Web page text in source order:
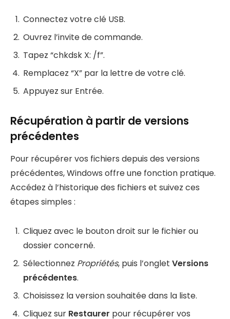
Connectez votre clé USB.
Ouvrez l’invite de commande.
Tapez “chkdsk X: /f”.
Remplacez “X” par la lettre de votre clé.
Appuyez sur Entrée.
Récupération à partir de versions
précédentes
Pour récupérer vos fichiers depuis des versions
précédentes, Windows offre une fonction pratique.
Accédez à l’historique des fichiers et suivez ces
étapes simples :
Cliquez avec le bouton droit sur le fichier ou
dossier concerné.
Sélectionnez Propriétés, puis l’onglet Versions
précédentes.
Choisissez la version souhaitée dans la liste.
Cliquez sur Restaurer pour récupérer vos